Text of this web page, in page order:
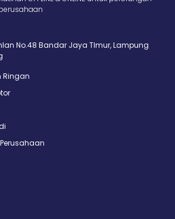
No.48 Bandar Jaya TImur, Lampung
Ringan